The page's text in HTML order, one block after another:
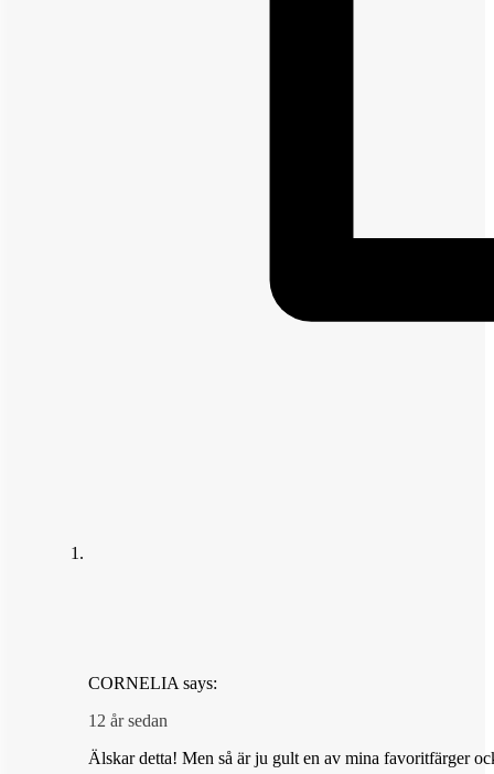
CORNELIA says:
12 år sedan
Älskar detta! Men så är ju gult en av mina favoritfärger